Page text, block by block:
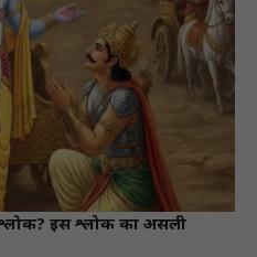
इस श्लोक का असली